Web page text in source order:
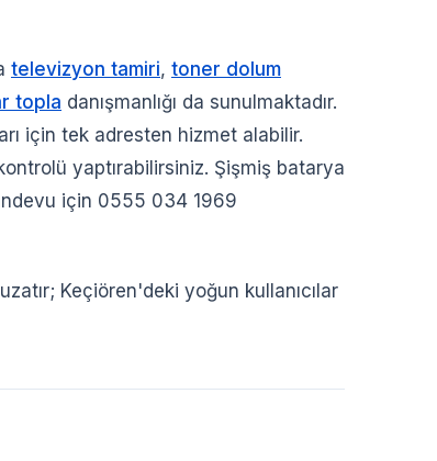
televizyon tamiri, toner dolum
topla danışmanlığı da sunulmaktadır.
için tek adresten hizmet alabilir.
yaptırabilirsiniz. Şişmiş batarya
için 0555 034 1969
Keçiören'deki yoğun kullanıcılar